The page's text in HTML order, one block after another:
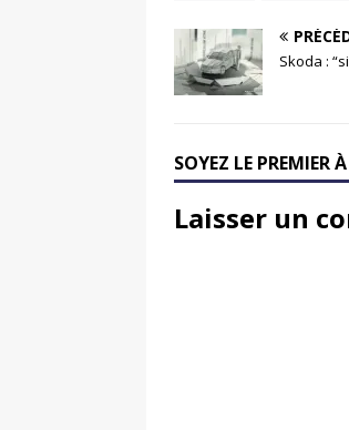
Skoda :
SOYEZ LE PREMIER
Laisser un